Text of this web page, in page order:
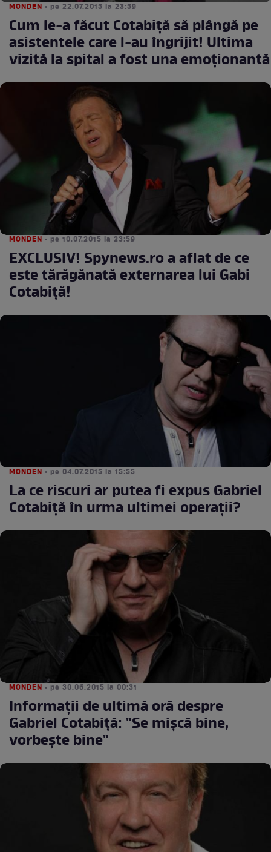
MONDEN • pe 22.07.2015 la 23:59
Cum le-a făcut Cotabiță să plângă pe
asistentele care l-au îngrijit! Ultima
vizită la spital a fost una emoționantă
MONDEN • pe 10.07.2015 la 23:59
EXCLUSIV! Spynews.ro a aflat de ce
este tărăgănată externarea lui Gabi
Cotabiță!
MONDEN • pe 04.07.2015 la 15:55
La ce riscuri ar putea fi expus Gabriel
Cotabiţă în urma ultimei operaţii?
MONDEN • pe 30.06.2015 la 00:31
Informaţii de ultimă oră despre
Gabriel Cotabiţă: "Se mişcă bine,
vorbeşte bine"